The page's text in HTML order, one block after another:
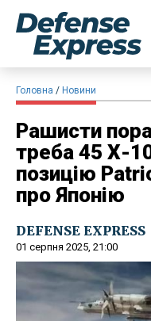
Головна Новини
Рашисти
треба 45 Х-
позицію
про Японію
DEFENSE EXPRESS
01 серпня 2025, 21:00